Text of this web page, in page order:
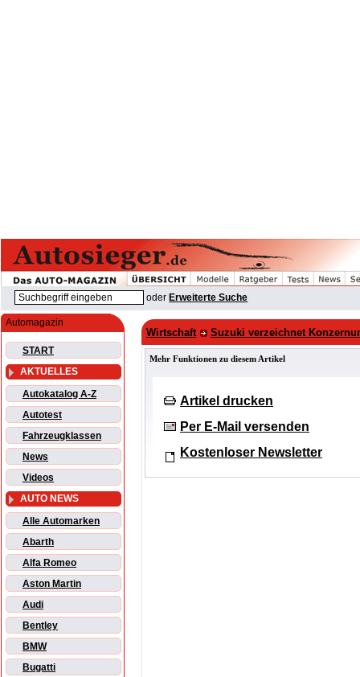
oder Erweiterte Suche
Automagazin
START
AKTUELLES
Autokatalog A-Z
Autotest
Fahrzeugklassen
News
Videos
AUTO NEWS
Alle Automarken
Abarth
Alfa Romeo
Aston Martin
Audi
Bentley
BMW
Bugatti
Wirtschaft Suzuki verzeichnet
Mehr Funktionen zu diesem Artikel
Artikel drucken
Per E-Mail versenden
Kostenloser Newsletter